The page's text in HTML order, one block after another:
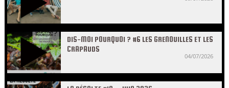
DIS-MOI POURQUOI ? #6 LES GRENOUILLES ET LES
CRAPAUDS
04/07/2026